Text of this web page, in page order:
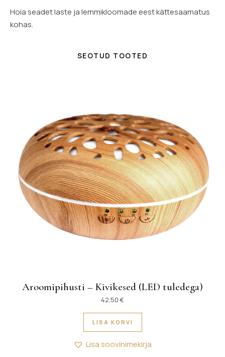
Hoia seadet laste ja lemmikloomade eest kättesaamatus
kohas.
SEOTUD TOOTED
Aroomipihusti – Kivikesed (LED tuledega)
42,50 €
LISA KORVI
Lisa soovinimekirja